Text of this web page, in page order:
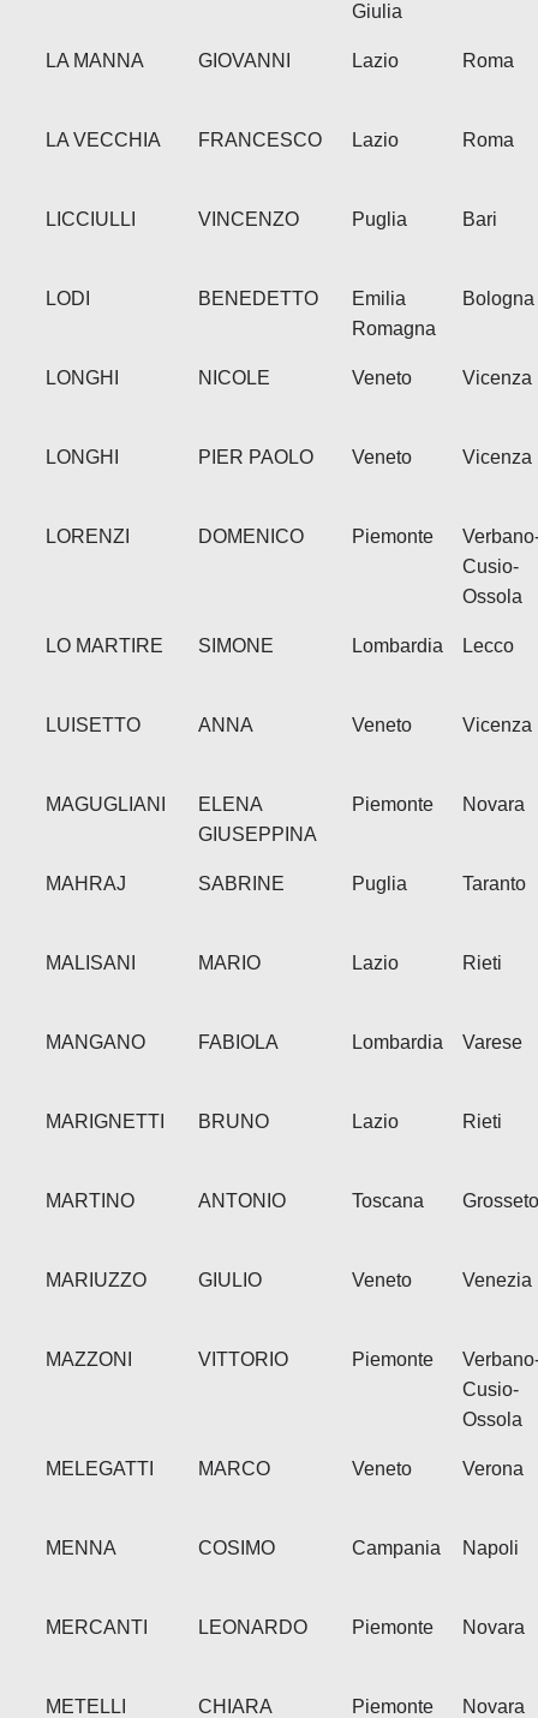
Giulia
LA MANNA GIOVANNI Lazio Roma
LA VECCHIA FRANCESCO Lazio Roma
LICCIULLI VINCENZO Puglia Bari
LODI BENEDETTO
Emilia
Romagna
Bologna
LONGHI NICOLE Veneto Vicenza
LONGHI PIER PAOLO Veneto Vicenza
LORENZI DOMENICO Piemonte
Cusio-
Ossola
LO MARTIRE SIMONE Lombardia Lecco
LUISETTO ANNA Veneto Vicenza
MAGUGLIANI
ELENA
GIUSEPPINA
Piemonte Novara
MAHRAJ SABRINE Puglia Taranto
MALISANI MARIO Lazio Rieti
MANGANO FABIOLA Lombardia Varese
MARIGNETTI BRUNO Lazio Rieti
MARTINO ANTONIO Toscana Grosseto
MARIUZZO GIULIO Veneto Venezia
MAZZONI VITTORIO Piemonte
Cusio-
Ossola
MELEGATTI MARCO Veneto Verona
MENNA COSIMO Campania Napoli
MERCANTI LEONARDO Piemonte Novara
METELLI CHIARA Piemonte Novara